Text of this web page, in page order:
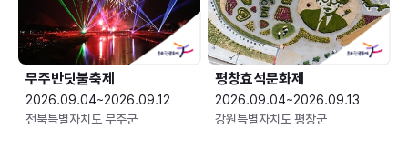
무주반딧불축제
2026.09.04~2026.09.12
전북특별자치도 무주군
평창효석문화제
2026.09.04~2026.09.13
강원특별자치도 평창군